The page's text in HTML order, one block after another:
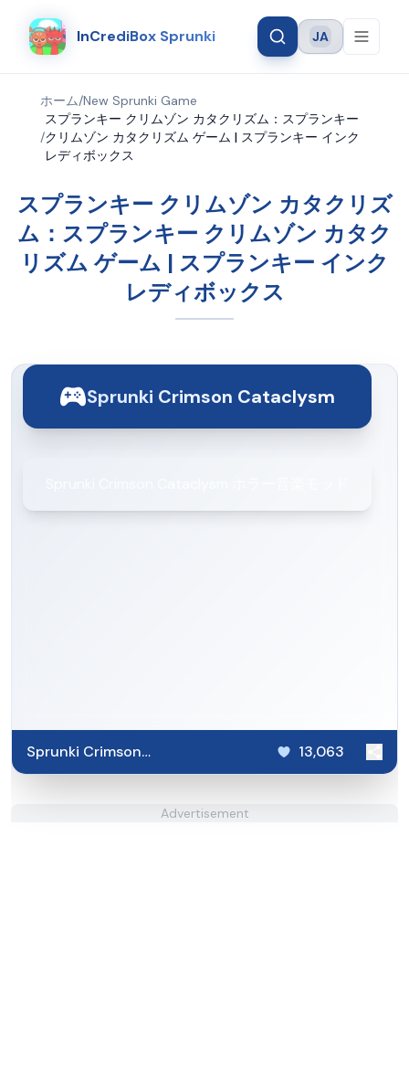
InCrediBox Sprunki Language
JA
ホーム/New Sprunki Game
/
スプランキー クリムゾン カタクリズム：スプランキー
クリムゾン カタクリズム ゲーム | スプランキー インク
レディボックス
スプランキー クリムゾン カタクリズ
ム：スプランキー クリムゾン カタク
リズム ゲーム | スプランキー インク
レディボックス
Sprunki Crimson Cataclysm
Sprunki Crimson
Cataclysm
13,063
Advertisement